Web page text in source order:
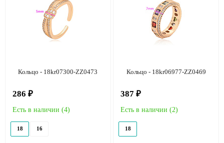
Кольцо - 18kr07300-ZZ0473
286 ₽
Есть в наличии (4)
18 16
Кольцо - 18kr06977-ZZ0469
387 ₽
Есть в наличии (2)
18